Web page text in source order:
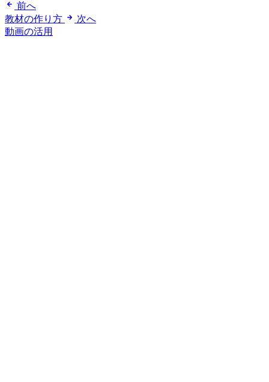
前へ
教材の作り方
次へ
動画の活用